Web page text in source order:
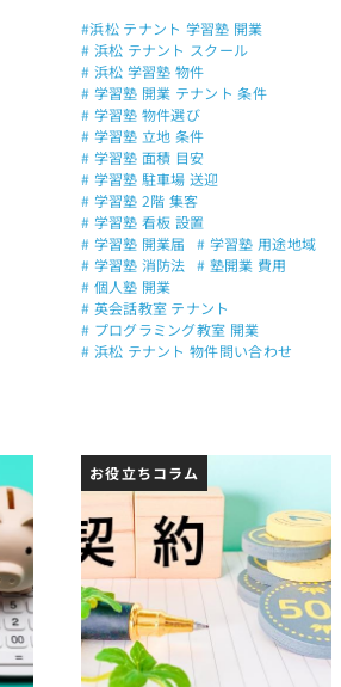
#浜松 テナント 学習塾 開業
# 浜松 テナント スクール
# 浜松 学習塾 物件
# 学習塾 開業 テナント 条件
# 学習塾 物件選び
# 学習塾 立地 条件
# 学習塾 面積 目安
# 学習塾 駐車場 送迎
# 学習塾 2階 集客
# 学習塾 看板 設置
# 学習塾 開業届
# 学習塾 用途地域
# 学習塾 消防法
# 塾開業 費用
# 個人塾 開業
# 英会話教室 テナント
# プログラミング教室 開業
# 浜松 テナント 物件問い合わせ
お役立ちコラム